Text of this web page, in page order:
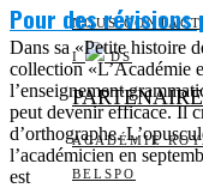
NOUS
I DS
ACADÉMIE
BELSPO
Pour des révisions
Dans sa «Petite histoire
collection «L’Académie
l’enseignement
peut devenir efficace. Il
d’orthographe.
l’académicien en
est